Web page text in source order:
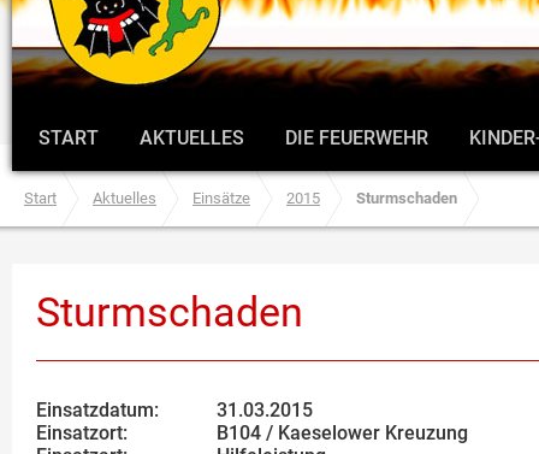
START AKTUELLES DIE FEUERWEHR
Start Aktuelles Einsätze 2015 Sturmschaden
Sturmschaden
Einsatzdatum:
31.03.2015
Einsatzort:
B104 / Kaeselower Kreuzung